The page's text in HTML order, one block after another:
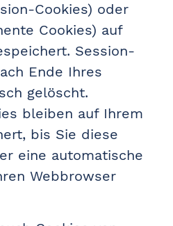
Cookies) oder
Cookies) auf
Session-
Ende Ihres
gelöscht.
bleiben auf Ihrem
bis Sie diese
eine automatische
Webbrowser